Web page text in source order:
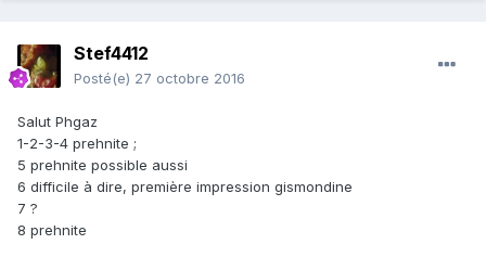
Stef4412
Posté(e) 27 octobre 2016
Salut Phgaz
1-2-3-4 prehnite ;
5 prehnite possible aussi
6 difficile à dire, première impression gismondine
7 ?
8 prehnite